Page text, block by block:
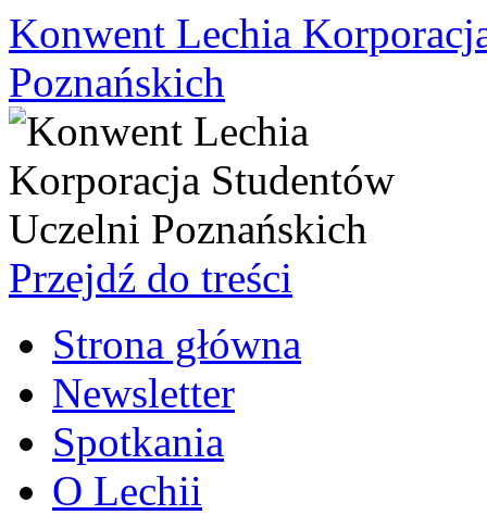
Konwent Lechia
Poznańskich
Przejdź do treści
Strona główna
Newsletter
Spotkania
O Lechii